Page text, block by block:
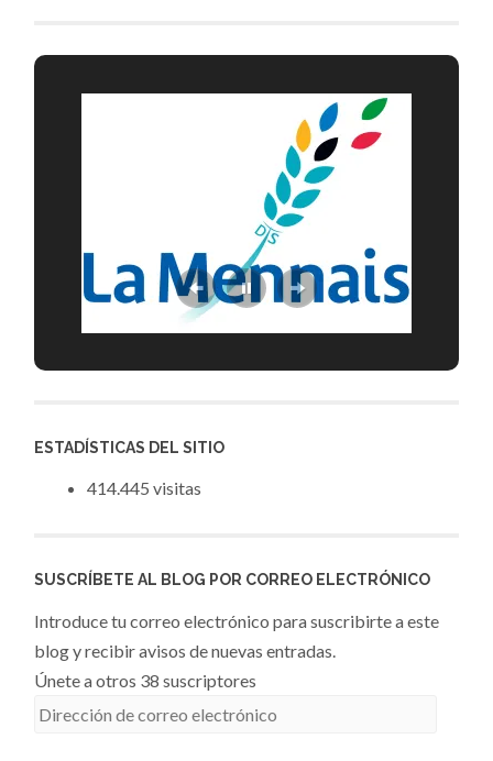
ESTADÍSTICAS DEL SITIO
414.445 visitas
SUSCRÍBETE AL BLOG POR CORREO ELECTRÓNICO
Introduce tu correo electrónico para suscribirte a este
blog y recibir avisos de nuevas entradas.
Únete a otros 38 suscriptores
Dirección